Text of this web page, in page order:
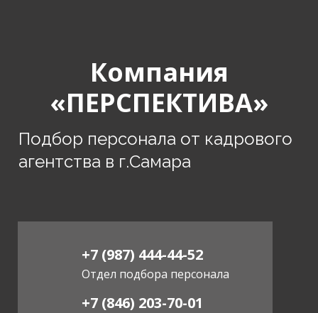
Отдел подбора персонала
+7 (987) 444-44-52
+7 (846) 203-70-01
Подбор персонала от кадрового
агентства в г.Самара
Компания
«ПЕРСПЕКТИВА»